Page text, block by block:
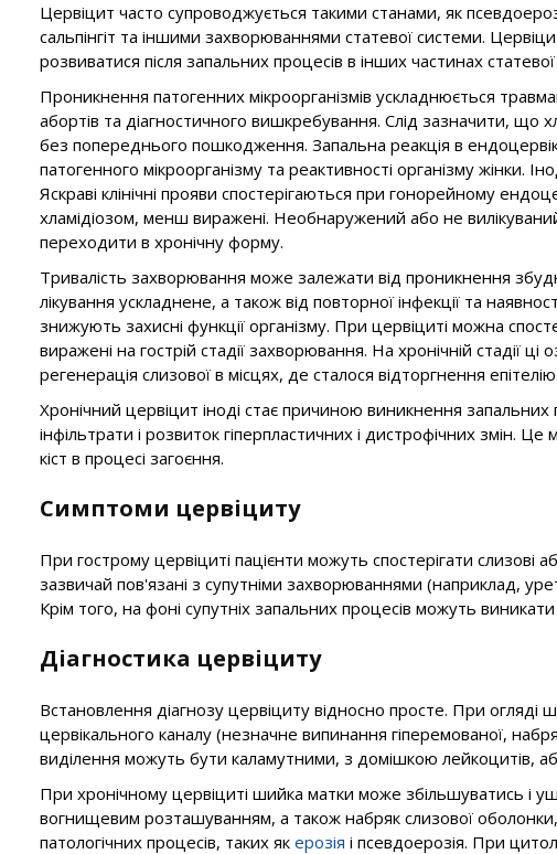
Цервіцит часто супроводжується такими станами, як
сальпінгіт та іншими захворюваннями статевої системи.
розвиватися після запальних процесів в інших частинах
Проникнення патогенних мікроорганізмів ускладнюється
абортів та діагностичного вишкребування. Слід зазначити, що
без попереднього пошкодження. Запальна реакція в
патогенного мікроорганізму та реактивності організму жінки.
Яскраві клінічні прояви спостерігаються при гонорейному
хламідіозом, менш виражені. Необнаружений або не
переходити в хронічну форму.
Тривалість захворювання може залежати від проникнення
лікування ускладнене, а також від повторної інфекції та
знижують захисні функції організму. При цервіциті можна
виражені на гострій стадії захворювання. На хронічній стадії
регенерація слизової в місцях, де сталося відторгнення епітелію.
Хронічний цервіцит іноді стає причиною виникнення
інфільтрати і розвиток гіперпластичних і дистрофічних
кіст в процесі загоєння.
Симптоми цервіциту
При гострому цервіциті пацієнти можуть спостерігати слизові
зазвичай пов'язані з супутніми захворюваннями (наприклад,
Крім того, на фоні супутніх запальних процесів можуть виникати
Діагностика цервіциту
Встановлення діагнозу цервіциту відносно просте. При огляді
цервікального каналу (незначне випинання гіперемованої,
виділення можуть бути каламутними, з домішкою лейкоцитів,
При хронічному цервіциті шийка матки може збільшуватись і
вогнищевим розташуванням, а також набряк слизової оболонки,
патологічних процесів, таких як ерозія і псевдоерозія. При